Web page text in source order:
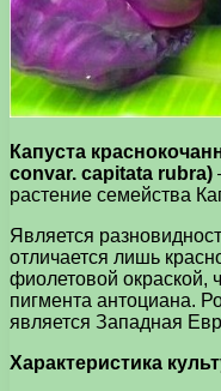
Капуста
convar. capitata rubra)
растение семейства
Является
отличается лишь
фиолетовой окраской,
пигмента антоциана.
является Западная
Характеристика